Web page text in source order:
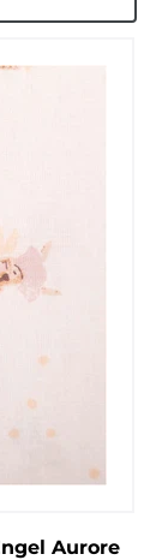
Aurore